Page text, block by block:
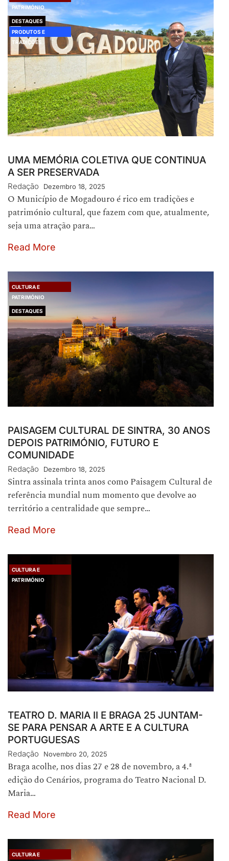
PATRIMÓNIO
DESTAQUES
PRODUTOS E
TRADIÇÕES
UMA MEMÓRIA COLETIVA QUE CONTINUA
A SER PRESERVADA
Redação Dezembro 18, 2025
O Município de Mogadouro é rico em tradições e
património cultural, que fazem com que, atualmente,
seja uma atração para…
Read More
CULTURA E
PATRIMÓNIO
DESTAQUES
PAISAGEM CULTURAL DE SINTRA, 30 ANOS
DEPOIS PATRIMÓNIO, FUTURO E
COMUNIDADE
Redação Dezembro 18, 2025
Sintra assinala trinta anos como Paisagem Cultural de
referência mundial num momento que devolve ao
território a centralidade que sempre…
Read More
CULTURA E
PATRIMÓNIO
TEATRO D. MARIA II E BRAGA 25 JUNTAM-
SE PARA PENSAR A ARTE E A CULTURA
PORTUGUESAS
Redação Novembro 20, 2025
Braga acolhe, nos dias 27 e 28 de novembro, a 4.ª
edição do Cenários, programa do Teatro Nacional D.
Maria…
Read More
CULTURA E